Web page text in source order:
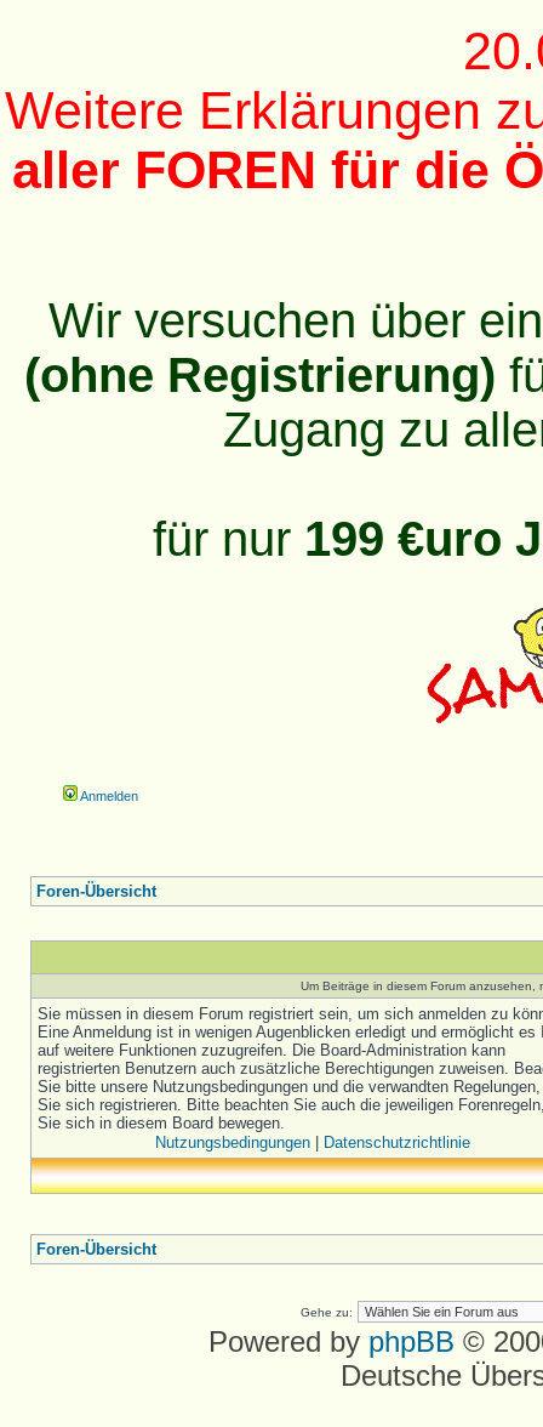
Weitere Erklärungen
aller FOREN für die
Wir versuchen über
(ohne Registrierung)
Zugang zu
für nur 199 €uro
Anmelden
Foren-Übersicht
Um Beiträge in diesem Forum
Sie müssen in diesem Forum registriert sein, um sich anmelden zu
Eine Anmeldung ist in wenigen Augenblicken erledigt und ermöglicht es
auf weitere Funktionen zuzugreifen. Die Board-Administration kann
registrierten Benutzern auch zusätzliche Berechtigungen zuweisen.
Sie bitte unsere Nutzungsbedingungen und die verwandten
Sie sich registrieren. Bitte beachten Sie auch die jeweiligen
Sie sich in diesem Board bewegen.
Nutzungsbedingungen| Datenschutzrichtlinie
Foren-Übersicht
Gehe zu:
Powered by phpBB ©
Deutsche